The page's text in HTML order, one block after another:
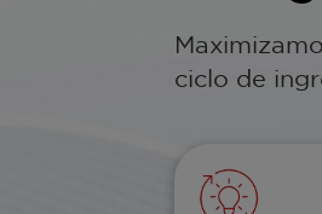
ciclo de